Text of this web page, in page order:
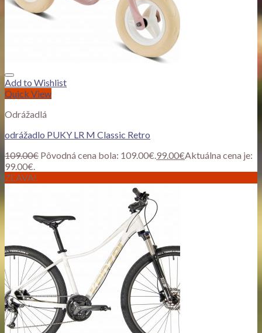
Add to Wishlist
Quick View
Odrážadlá
odrážadlo PUKY LR M Classic Retro
109.00€ Pôvodná cena bola: 109.00€. 99.00€Aktuálna cena je:
99.00€.
ZĽAVA!